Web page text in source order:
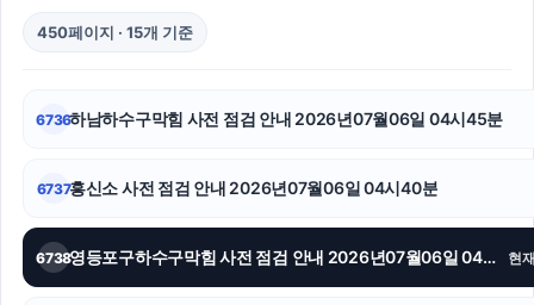
서울성범죄전문변호사
트립닷컴 할인코드
450페이지 · 15개 기준
6736하남하수구막힘 사전 점검 안내 2026년07월06일 04시45분
6737흥신소 사전 점검 안내 2026년07월06일 04시40분
6738 영등포구하수구막힘 사전 점검 안내 2026년07월06일 04시35분 현